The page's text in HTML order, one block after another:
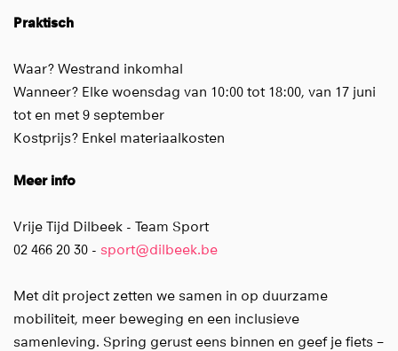
Praktisch
Waar? Westrand inkomhal
Wanneer? Elke woensdag van 10:00 tot 18:00, van 17 juni
tot en met 9 september
Kostprijs? Enkel materiaalkosten
Meer info
Vrije Tijd Dilbeek - Team Sport
02 466 20 30 - sport@dilbeek.be
Met dit project zetten we samen in op duurzame
mobiliteit, meer beweging en een inclusieve
samenleving. Spring gerust eens binnen en geef je fiets –